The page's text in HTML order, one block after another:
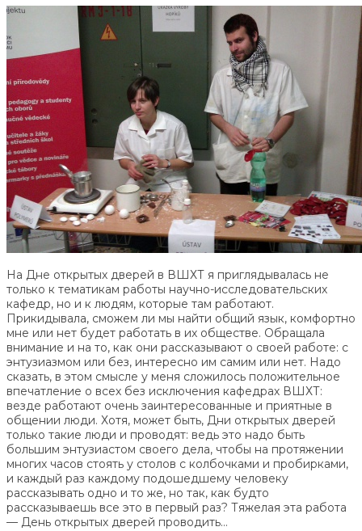
На Дне открытых дверей в ВШХТ я приглядывалась не
только к тематикам работы научно-исследовательских
кафедр, но и к людям, которые там работают.
Прикидывала, сможем ли мы найти общий язык, комфортно
мне или нет будет работать в их обществе. Обращала
внимание и на то, как они рассказывают о своей работе: с
энтузиазмом или без, интересно им самим или нет. Надо
сказать, в этом смысле у меня сложилось положительное
впечатление о всех без исключения кафедрах ВШХТ:
везде работают очень заинтересованные и приятные в
общении люди. Хотя, может быть, Дни открытых дверей
только такие люди и проводят: ведь это надо быть
большим энтузиастом своего дела, чтобы на протяжении
многих часов стоять у столов с колбочками и пробирками,
и каждый раз каждому подошедшему человеку
рассказывать одно и то же, но так, как будто
рассказываешь все это в первый раз? Тяжелая эта работа
— День открытых дверей проводить…